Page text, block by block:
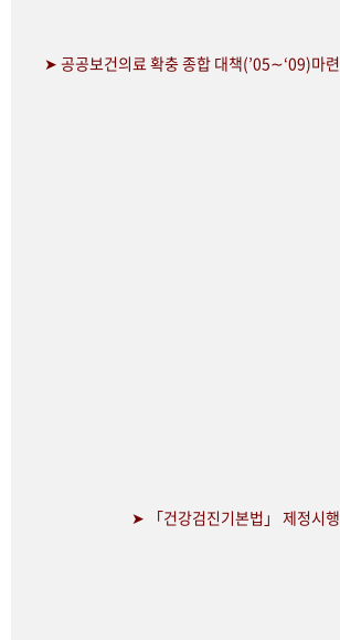
➤ 공공보건의료 확충 종합 대책(’05∼‘09)마련
➤ 「건강검진기본법」 제정시행